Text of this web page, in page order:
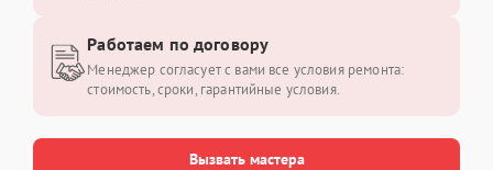
Вызвать мастера
Работаем по договору
Менеджер согласует с вами все условия ремонта:
стоимость, сроки, гарантийные условия.